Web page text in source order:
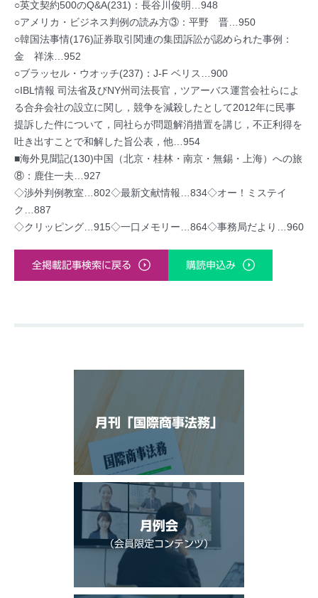
○英文契約500のQ&A(231)：長谷川俊明…948
○アメリカ・ビジネス判例の読み方③：平野 晋…950
○韓国法事情(176)証券取引関連の集団訴訟が認められた事例：
金 祥洙…952
○ブラッセル・ウオッチ(237)：J-F ベリス…900
○IBL情報 司法省及びNY州司法長官，ツアーバス運営会社らによ
る合弁会社の設立に関し，競争を減殺したとして2012年に民事
提訴した件について，同社らが問題解消措置を講じ，不正利得を
吐き出すことで和解した旨公表，他…954
■海外見聞記(130)中国（北京・桂林・南京・無錫・上海）への旅
⑧：鹿住一夫…927
◇渉外判例教室…802◇最新文献情報…834◇オー！ミステイ
ク…887
◇クリッピング…915◇一口メモリー…864◇事務局だより…960
全掲載記事検索に戻る 購読申込み
月刊「国際商事法務」
月例会
（会員限定コンテンツ）